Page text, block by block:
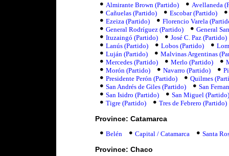
Almirante Brown (Partido)
Avellaneda
Cañuelas (Partido)
Escobar (Partido)
Ezeiza (Partido)
Florencio Varela
General Rodríguez (Partido)
General
Ituzaingó (Partido)
José C. Paz (Partido)
Lanús (Partido)
Lobos (Partido)
Luján (Partido)
Malvinas Argentinas
Mercedes (Partido)
Merlo (Partido)
Morón (Partido)
Navarro (Partido)
Presidente Perón (Partido)
Quilmes
San Andrés de Giles (Partido)
San
San Isidro (Partido)
San Miguel
Tigre (Partido)
Tres de Febrero (Partido)
Province: Catamarca
Belén Capital / Catamarca Santa
Province: Chaco